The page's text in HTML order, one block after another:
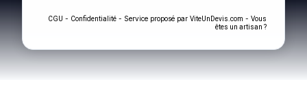
CGU - Confidentialité - Service proposé par ViteUnDevis.com - Vous
êtes un artisan ?